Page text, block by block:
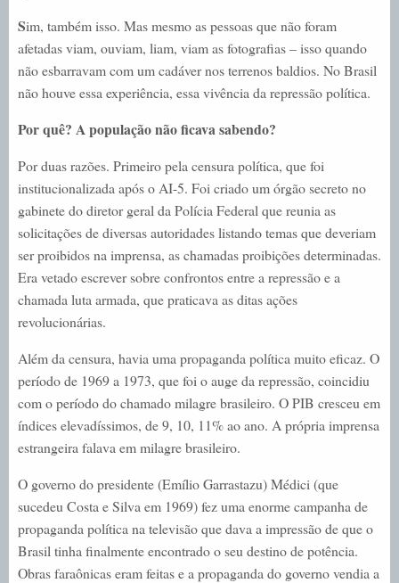
Sim, também isso. Mas mesmo as pessoas que não foram
afetadas viam, ouviam, liam, viam as fotografias – isso quando
não esbarravam com um cadáver nos terrenos baldios. No Brasil
não houve essa experiência, essa vivência da repressão política.
Por quê? A população não ficava sabendo?
Por duas razões. Primeiro pela censura política, que foi
institucionalizada após o AI-5. Foi criado um órgão secreto no
gabinete do diretor geral da Polícia Federal que reunia as
solicitações de diversas autoridades listando temas que deveriam
ser proibidos na imprensa, as chamadas proibições determinadas.
Era vetado escrever sobre confrontos entre a repressão e a
chamada luta armada, que praticava as ditas ações
revolucionárias.
Além da censura, havia uma propaganda política muito eficaz. O
período de 1969 a 1973, que foi o auge da repressão, coincidiu
com o período do chamado milagre brasileiro. O PIB cresceu em
índices elevadíssimos, de 9, 10, 11% ao ano. A própria imprensa
estrangeira falava em milagre brasileiro.
O governo do presidente (Emílio Garrastazu) Médici (que
sucedeu Costa e Silva em 1969) fez uma enorme campanha de
propaganda política na televisão que dava a impressão de que o
Brasil tinha finalmente encontrado o seu destino de potência.
Obras faraônicas eram feitas e a propaganda do governo vendia a